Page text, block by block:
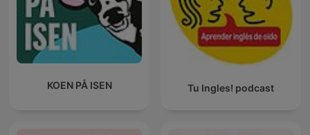
KOEN PÅ ISEN Tu Ingles! podcast